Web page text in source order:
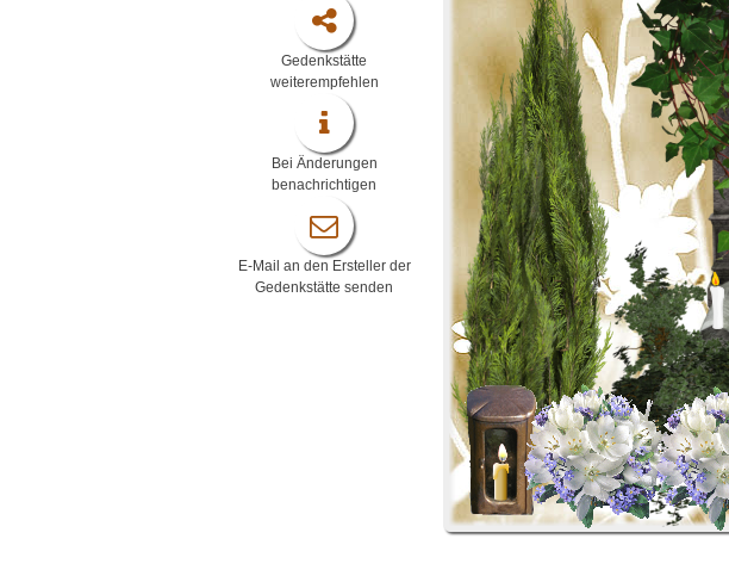
Gedenkstätte
weiterempfehlen
Bei Änderungen
benachrichtigen
E-Mail an den Ersteller der
Gedenkstätte senden